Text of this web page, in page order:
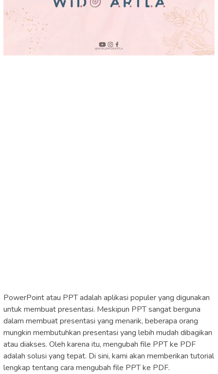
PowerPoint atau PPT adalah aplikasi populer yang digunakan
untuk membuat presentasi. Meskipun PPT sangat berguna
dalam membuat presentasi yang menarik, beberapa orang
mungkin membutuhkan presentasi yang lebih mudah dibagikan
atau diakses. Oleh karena itu, mengubah file PPT ke PDF
adalah solusi yang tepat. Di sini, kami akan memberikan tutorial
lengkap tentang cara mengubah file PPT ke PDF.